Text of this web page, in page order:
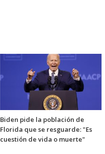
Biden pide la población de
Florida que se resguarde: "Es
cuestión de vida o muerte"